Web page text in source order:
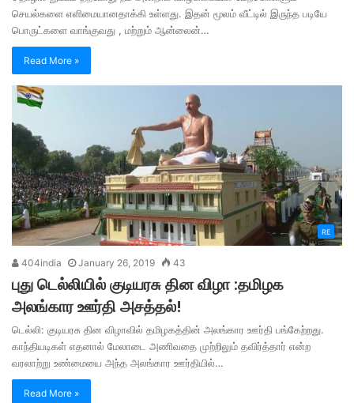
செயல்களை எளிமையானதாக்கி உள்ளது. இதன் மூலம் வீட்டில் இருந்த படியே
பொருட்களை வாங்குவது , மற்றும் ஆன்லைன்…
Read More »
RE
404india January 26, 2019 43
புது டெல்லியில் குடியரசு தின விழா :தமிழக
அலங்கார ஊர்தி அசத்தல்!
டெல்லி: குடியரசு தின விழாவில் தமிழகத்தின் அலங்கார ஊர்தி பங்கேற்றது.
காந்தியடிகள் எதனால் மேலாடை அணிவதை முற்றிலும் தவிர்த்தார் என்ற
வரலாற்று உண்மையை அந்த அலங்கார ஊர்தியில்…
Read More »